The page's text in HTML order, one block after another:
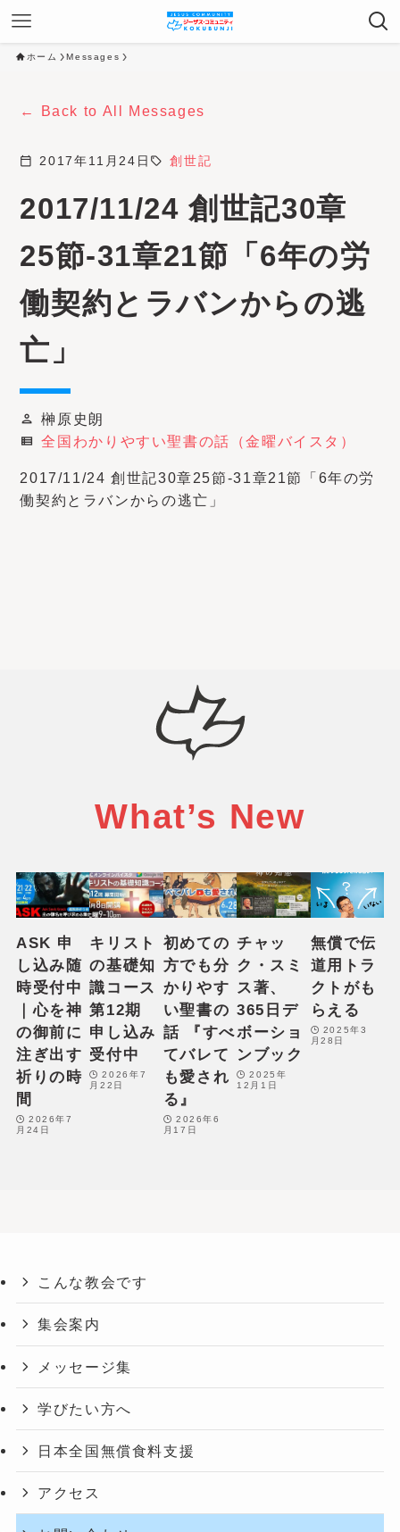
ホーム Messages
Back to All Messages
calendar_today 2017年11月24日 sell 創世記
2017/11/24 創世記30章
25節-31章21節「6年の労
働契約とラバンからの逃
亡」
person 榊原史朗
view_list 全国わかりやすい聖書の話（金曜バイスタ）
2017/11/24 創世記30章25節-31章21節「6年の労
働契約とラバンからの逃亡」
What’s New
ASK 申
し込み随
時受付中
｜心を神
の御前に
注ぎ出す
祈りの時
間
2026年7
月24日
キリスト
の基礎知
識コース
第12期
申し込み
受付中
2026年7
月22日
初めての
方でも分
かりやす
い聖書の
話 『すべ
てバレて
も愛され
る』
2026年6
月17日
チャッ
ク・スミ
ス著、
365日デ
ボーショ
ンブック
2025年
12月1日
無償で伝
道用トラ
クトがも
らえる
2025年3
月28日
こんな教会です
集会案内
メッセージ集
学びたい方へ
日本全国無償食料支援
アクセス